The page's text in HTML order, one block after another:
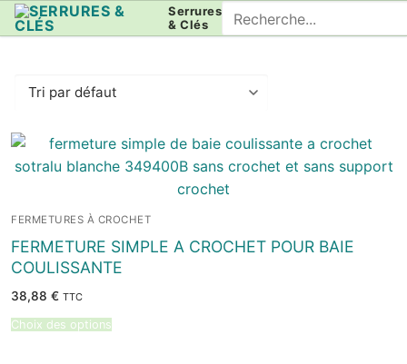
Aller
au
Serrures
& Clés
Rechercher
:
FERMETURES À CROCHET
FERMETURE SIMPLE A CROCHET POUR BAIE
COULISSANTE
38,88 € TTC
Choix des options